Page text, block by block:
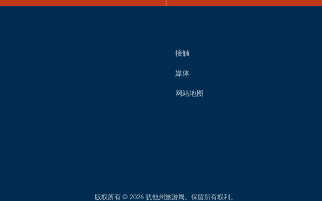
接触
媒体
网站地图
版权所有 © 2026 犹他州旅游局。保留所有权利。